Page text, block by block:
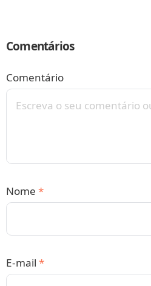
Comentários
Comentário
Nome *
E-mail *